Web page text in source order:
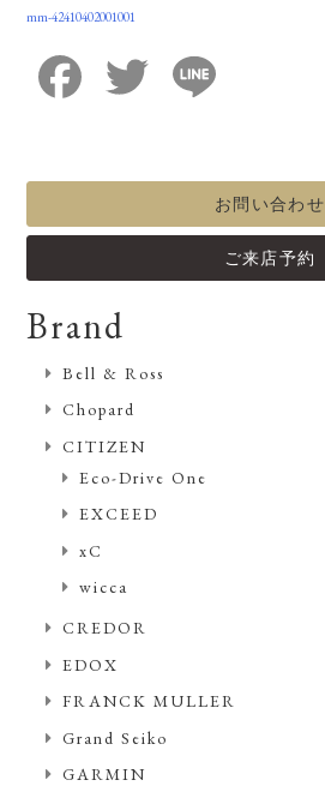
mm-42410402001001
Facebook Twitter
お問い合わせ
ご来店予約
Brand
Bell & Ross
Chopard
CITIZEN
Eco-Drive One
EXCEED
xC
wicca
CREDOR
EDOX
FRANCK MULLER
Grand Seiko
GARMIN